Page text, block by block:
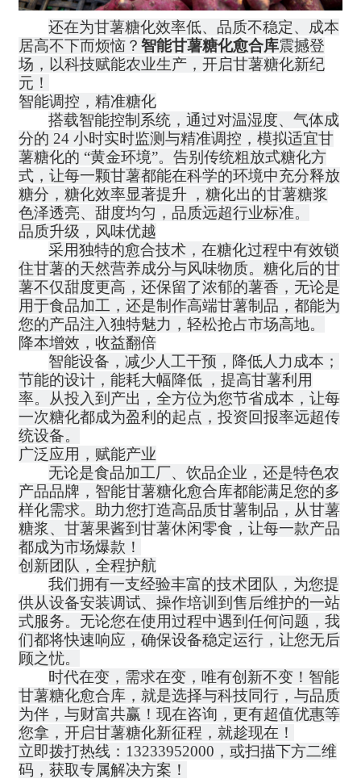
还在为甘薯糖化效率低、品质不稳定、成本
居高不下而烦恼？智能甘薯糖化愈合库震撼登
场，以科技赋能农业生产，开启甘薯糖化新纪
元！
智能调控，精准糖化
搭载智能控制系统，通过对温湿度、气体成
分的 24 小时实时监测与精准调控，模拟适宜甘
薯糖化的 “黄金环境”。告别传统粗放式糖化方
式，让每一颗甘薯都能在科学的环境中充分释放
糖分，糖化效率显著提升 ，糖化出的甘薯糖浆
色泽透亮、甜度均匀，品质远超行业标准。
品质升级，风味优越
采用独特的愈合技术，在糖化过程中有效锁
住甘薯的天然营养成分与风味物质。糖化后的甘
薯不仅甜度更高，还保留了浓郁的薯香，无论是
用于食品加工，还是制作高端甘薯制品，都能为
您的产品注入独特魅力，轻松抢占市场高地。
降本增效，收益翻倍
智能设备，减少人工干预，降低人力成本；
节能的设计，能耗大幅降低 ，提高甘薯利用
率。从投入到产出，全方位为您节省成本，让每
一次糖化都成为盈利的起点，投资回报率远超传
统设备。
广泛应用，赋能产业
无论是食品加工厂、饮品企业，还是特色农
产品品牌，智能甘薯糖化愈合库都能满足您的多
样化需求。助力您打造高品质甘薯制品，从甘薯
糖浆、甘薯果酱到甘薯休闲零食，让每一款产品
都成为市场爆款！
创新团队，全程护航
我们拥有一支经验丰富的技术团队，为您提
供从设备安装调试、操作培训到售后维护的一站
式服务。无论您在使用过程中遇到任何问题，我
们都将快速响应，确保设备稳定运行，让您无后
顾之忧。
时代在变，需求在变，唯有创新不变！智能
甘薯糖化愈合库，就是选择与科技同行，与品质
为伴，与财富共赢！现在咨询，更有超值优惠等
您拿，开启甘薯糖化新征程，就趁现在！
立即拨打热线： 13233952000，或扫描下方二维
码，获取专属解决方案！